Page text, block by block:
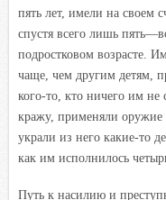
пять лет, имели на своем
спустя всего лишь
подростковом возрасте.
чаще, чем другим детям,
кого-то, кто ничего им
кражу, применяли оружие
украли из него какие-то
как им исполнилось
Путь к насилию и